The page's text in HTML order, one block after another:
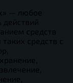
— любое
действий
средств
средств с